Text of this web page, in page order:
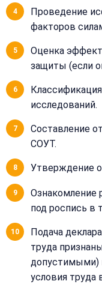
Проведение
факторов
Оценка
защиты (если
исследований.
Составление
СОУТ.
Утверждение
Ознакомление
под роспись в
Подача
труда
допустимыми)
условия труда